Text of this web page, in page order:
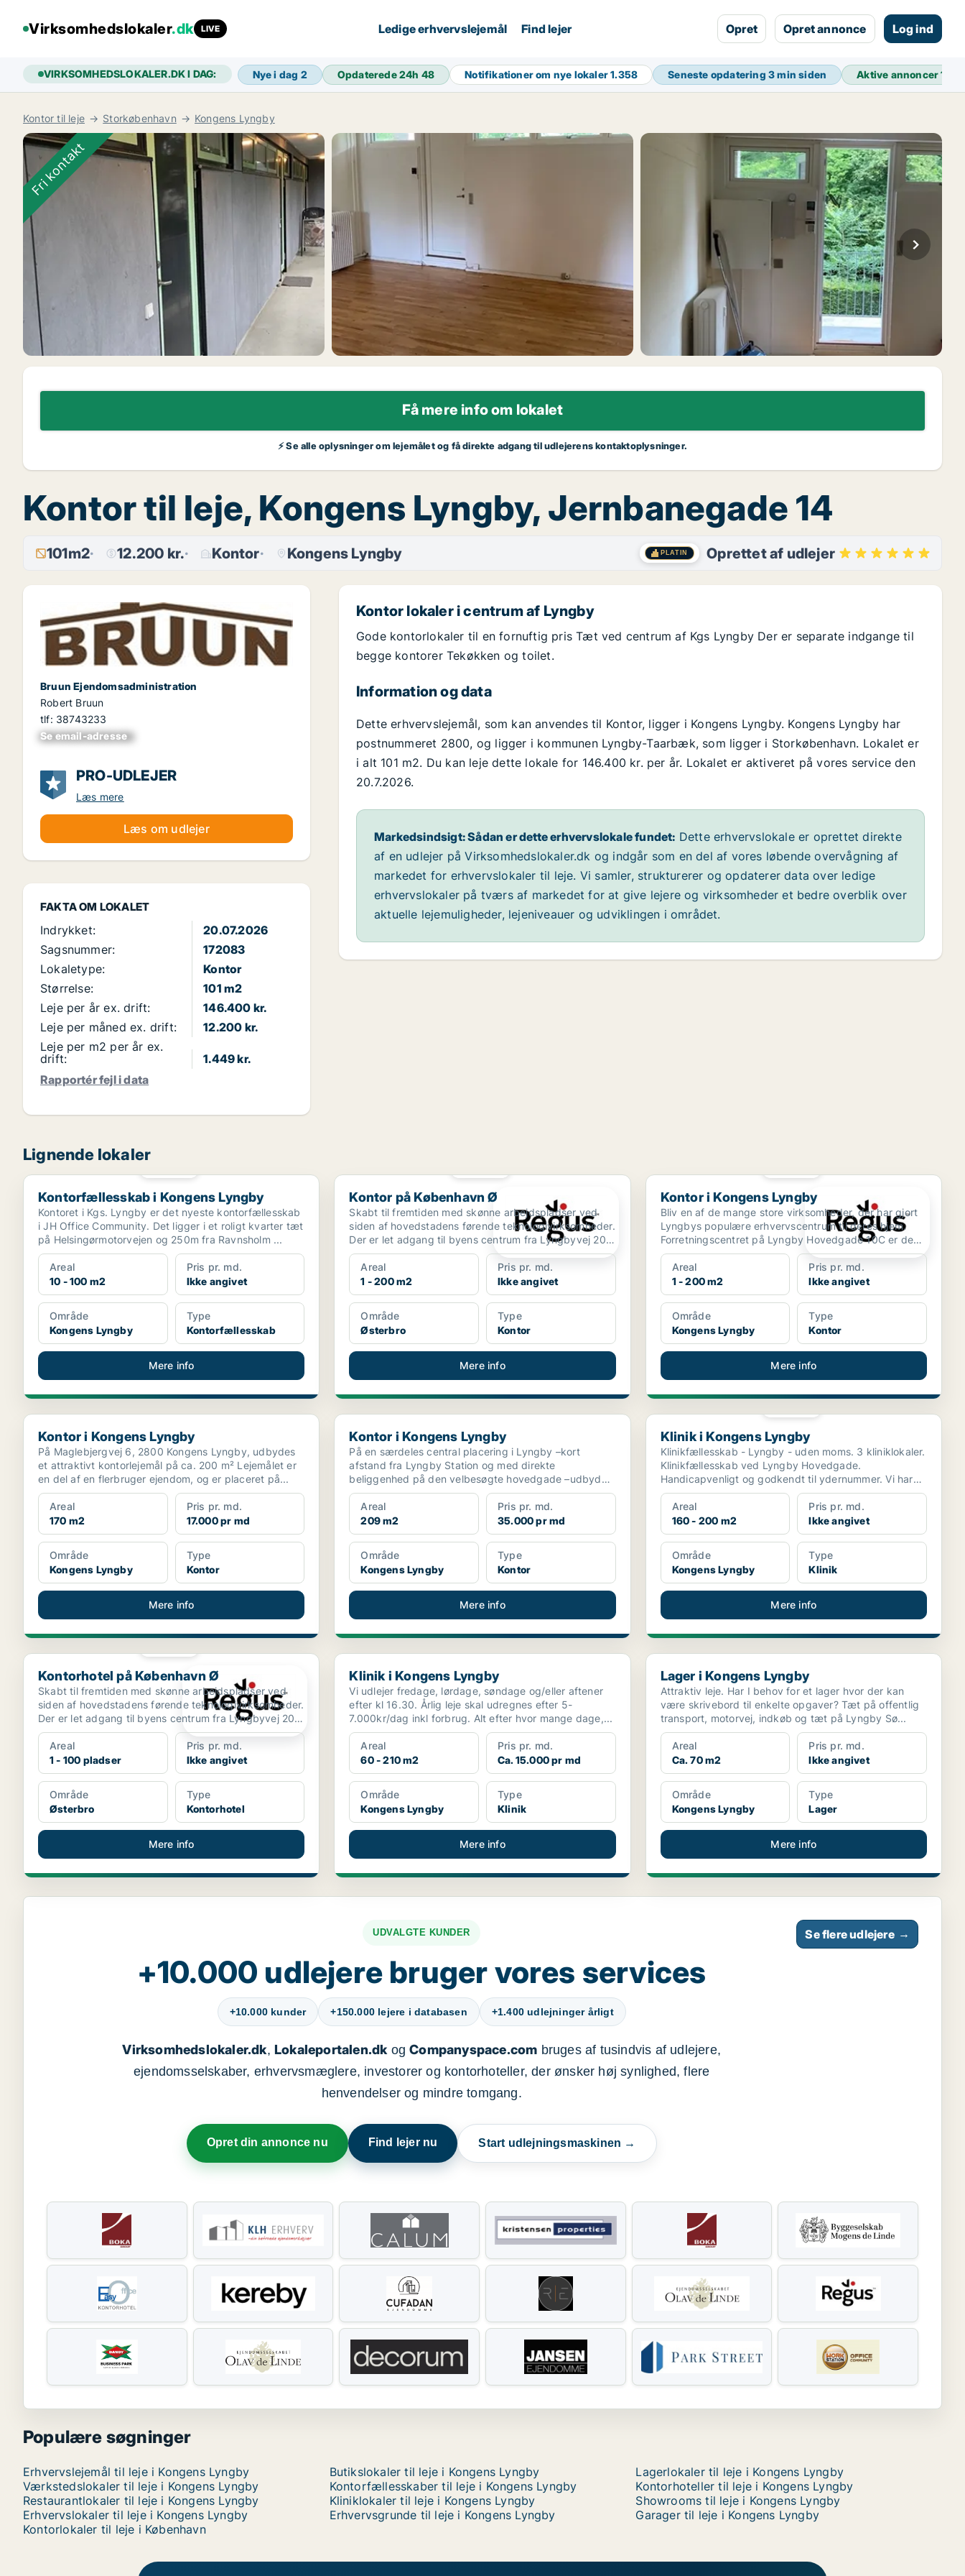
Virksomhedslokaler.dk LIVE Ledige erhvervslejemål Find lejer Opret Opret annonce Log ind
VIRKSOMHEDSLOKALER.DK I DAG: Nye i dag 2 Opdaterede 24h 48 Notifikationer om nye lokaler1.358 Seneste opdatering3 min siden Aktive annoncer
Kontor til leje Storkøbenhavn Kongens Lyngby
Fri kontakt
Få mere info om lokalet
⚡ Se alle oplysninger om lejemålet og få direkte adgang til udlejerens kontaktoplysninger.
Kontor til leje, Kongens Lyngby, Jernbanegade 14
101m2 12.200 kr. Kontor Kongens Lyngby PLATIN Oprettet af udlejer
Bruun Ejendomsadministration
Robert Bruun
tlf: 38743233
Se email-adresse
xxxxxxxxxxxxxxxx
PRO-UDLEJER
Læs mere
Læs om udlejer
FAKTA OM LOKALET
Indrykket:
20.07.2026
Sagsnummer:
172083
Lokaletype:
Kontor
Størrelse:
101 m2
Leje per år ex. drift:
146.400 kr.
Leje per måned ex. drift:
12.200 kr.
Leje per m2 per år ex.
drift:
1.449 kr.
Rapportér fejl i data
Kontor lokaler i centrum af Lyngby
Gode kontorlokaler til en fornuftig pris Tæt ved centrum af Kgs Lyngby Der er separate indgange til
begge kontorer Tekøkken og toilet.
Information og data
Dette erhvervslejemål, som kan anvendes til Kontor, ligger i Kongens Lyngby. Kongens Lyngby har
postnummeret 2800, og ligger i kommunen Lyngby-Taarbæk, som ligger i Storkøbenhavn. Lokalet er
i alt 101 m2. Du kan leje dette lokale for 146.400 kr. per år. Lokalet er aktiveret på vores service den
20.7.2026.
Markedsindsigt: Sådan er dette erhvervslokale fundet: Dette erhvervslokale er oprettet direkte
af en udlejer på Virksomhedslokaler.dk og indgår som en del af vores løbende overvågning af
markedet for erhvervslokaler til leje. Vi samler, strukturerer og opdaterer data over ledige
erhvervslokaler på tværs af markedet for at give lejere og virksomheder et bedre overblik over
aktuelle lejemuligheder, lejeniveauer og udviklingen i området.
Lignende lokaler
Kontorfællesskab i Kongens Lyngby
Kontorfællesskab i Kongens Lyngby
Kontoret i Kgs. Lyngby er det nyeste kontorfællesskab
i JH Office Community. Det ligger i et roligt kvarter tæt
på Helsingørmotorvejen og 250m fra Ravnsholm ...
Areal
10 - 100 m2
Pris pr. md.
Ikke angivet
Område
Kongens Lyngby
Type
Kontorfællesskab
Mere info
Kontor på København Ø
Kontor på København Ø
Skabt til fremtiden med skønne arbejdspladser ved
siden af hovedstadens førende teknologivirksomheder.
Der er let adgang til byens centrum fra Lyngbyvej 20
t...
Areal
1 - 200 m2
Pris pr. md.
Ikke angivet
Område
Østerbro
Type
Kontor
Mere info
Kontor i Kongens Lyngby
Kontor i Kongens Lyngby
Bliv en af de mange store virksomheder, der har gjort
Lyngbys populære erhvervscentrum til deres hjem.
Forretningscentret på Lyngby Hovedgade 10C er den
mest...
Areal
1 - 200 m2
Pris pr. md.
Ikke angivet
Område
Kongens Lyngby
Type
Kontor
Mere info
Kontor i Kongens Lyngby
Kontor i Kongens Lyngby
På Maglebjergvej 6, 2800 Kongens Lyngby, udbydes
et attraktivt kontorlejemål på ca. 200 m² Lejemålet er
en del af en flerbruger ejendom, og er placeret på...
Areal
170 m2
Pris pr. md.
17.000 pr md
Område
Kongens Lyngby
Type
Kontor
Mere info
Kontor i Kongens Lyngby
Kontor i Kongens Lyngby
På en særdeles central placering i Lyngby –kort
afstand fra Lyngby Station og med direkte
beliggenhed på den velbesøgte hovedgade –udbydes
dette karakterfuld...
Areal
209 m2
Pris pr. md.
35.000 pr md
Område
Kongens Lyngby
Type
Kontor
Mere info
Klinik i Kongens Lyngby
Klinik i Kongens Lyngby
Klinikfællesskab - Lyngby - uden moms. 3 kliniklokaler.
Klinikfællesskab ved Lyngby Hovedgade.
Handicapvenligt og godkendt til ydernummer. Vi har
nu ...
Areal
160 - 200 m2
Pris pr. md.
Ikke angivet
Område
Kongens Lyngby
Type
Klinik
Mere info
Kontorhotel på København Ø
Kontorhotel på København Ø
Skabt til fremtiden med skønne arbejdspladser ved
siden af hovedstadens førende teknologivirksomheder.
Der er let adgang til byens centrum fra Lyngbyvej 20
t...
Areal
1 - 100 pladser
Pris pr. md.
Ikke angivet
Område
Østerbro
Type
Kontorhotel
Mere info
Klinik i Kongens Lyngby
Klinik i Kongens Lyngby
Vi udlejer fredage, lørdage, søndage og/eller aftener
efter kl 16.30. Årlig leje skal udregnes efter 5-
7.000kr/dag inkl forbrug. Alt efter hvor mange dage,...
Areal
60 - 210 m2
Pris pr. md.
Ca. 15.000 pr md
Område
Kongens Lyngby
Type
Klinik
Mere info
Lager i Kongens Lyngby
Lager i Kongens Lyngby
Attraktiv leje. Har I behov for et lager hvor der kan
være skrivebord til enkelte opgaver? Tæt på offentlig
transport, motorvej, indkøb og tæt på Lyngby Sø...
Areal
Ca. 70 m2
Pris pr. md.
Ikke angivet
Område
Kongens Lyngby
Type
Lager
Mere info
UDVALGTE KUNDER
+10.000 udlejere bruger vores services
+10.000 kunder +150.000 lejere i databasen +1.400 udlejninger årligt
Virksomhedslokaler.dk, Lokaleportalen.dkogCompanyspace.com bruges af tusindvis af udlejere,
ejendomsselskaber, erhvervsmæglere, investorer og kontorhoteller, der ønsker høj synlighed, flere
henvendelser og mindre tomgang.
Opret din annonce nu Find lejer nu Start udlejningsmaskinen →
Se flere udlejere →
Populære søgninger
Erhvervslejemål til leje i Kongens Lyngby Butikslokaler til leje i Kongens Lyngby
Lagerlokaler til leje i Kongens Lyngby
Værkstedslokaler til leje i Kongens Lyngby
Kontorfællesskaber til leje i Kongens Lyngby
Kontorhoteller til leje i Kongens Lyngby
Restaurantlokaler til leje i Kongens Lyngby
Kliniklokaler til leje i Kongens Lyngby
Showrooms til leje i Kongens Lyngby
Erhvervslokaler til leje i Kongens Lyngby
Erhvervsgrunde til leje i Kongens Lyngby
Garager til leje i Kongens Lyngby
Kontorlokaler til leje i København